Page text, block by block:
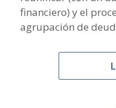
financiero) y el
agrupación de